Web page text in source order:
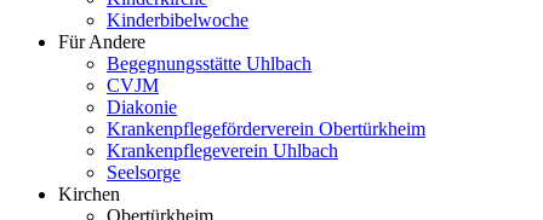
Kinderbibelwoche
Für Andere
Begegnungsstätte Uhlbach
CVJM
Diakonie
Krankenpflegeförderverein Obertürkheim
Krankenpflegeverein Uhlbach
Seelsorge
Kirchen
Obertürkheim